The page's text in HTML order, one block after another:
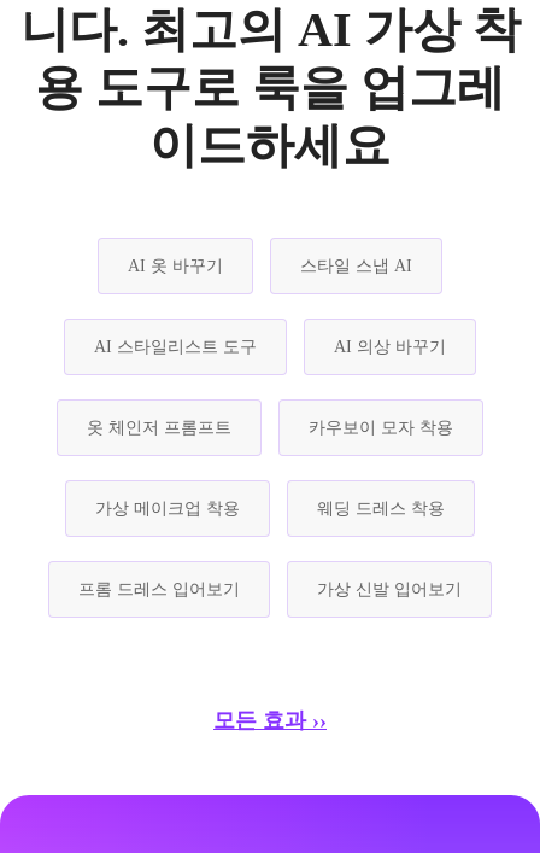
니다. 최고의 AI 가상 착
용 도구로 룩을 업그레
이드하세요
AI 옷 바꾸기 스타일 스냅 AI
AI 스타일리스트 도구 AI 의상 바꾸기
옷 체인저 프롬프트 카우보이 모자 착용
가상 메이크업 착용 웨딩 드레스 착용
프롬 드레스 입어보기 가상 신발 입어보기
모든 효과 ››